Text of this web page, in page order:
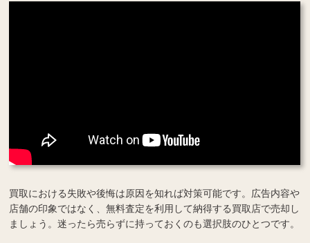
買取における失敗や後悔は原因を知れば対策可能です。広告内容や
店舗の印象ではなく、無料査定を利用して納得する買取店で売却し
ましょう。迷ったら売らずに持っておくのも選択肢のひとつです。